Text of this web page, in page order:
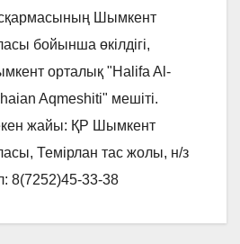
Шымкент
бойынша өкілдігі,
орталық "Halifa Al-
Aqmeshiti" мешіті.
жайы: ҚР Шымкент
Темірлан тас жолы, н/з
8(7252)45-33-38